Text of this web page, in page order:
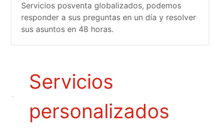
Servicios posventa globalizados, podemos
responder a sus preguntas en un día y resolver
sus asuntos en 48 horas.
Servicios
personalizados